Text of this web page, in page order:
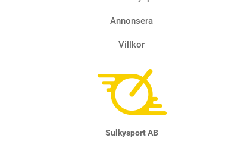
Annonsera
Villkor
Sulkysport AB